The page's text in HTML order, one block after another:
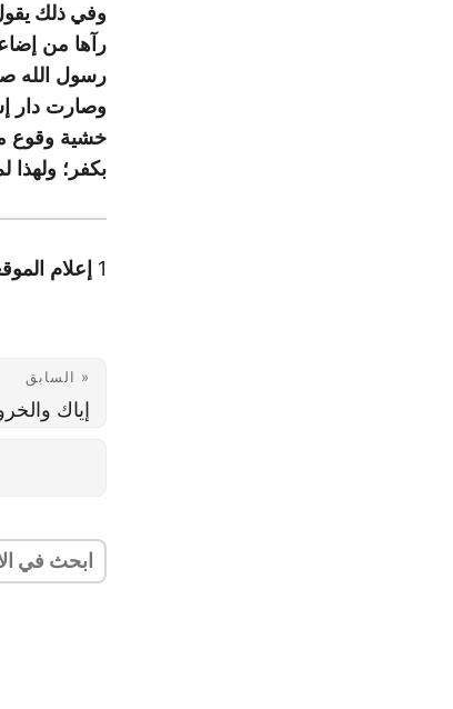
وفي ذلك
رآها من
رسول الله
وصارت دار
خشية وقوع
بكفر؛ ولهذا
1 إعلام
« السابق
إياك